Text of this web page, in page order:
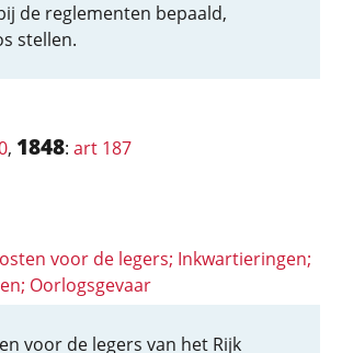
de reglementen bepaald,
stellen.
, 1848: art 187
voor de legers; Inkwartieringen;
Oorlogsgevaar
voor de legers van het Rijk